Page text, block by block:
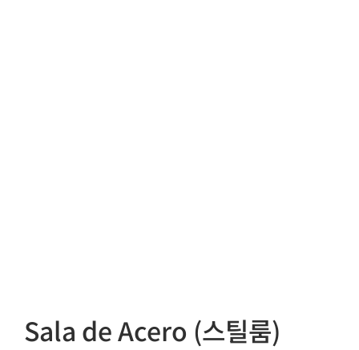
Sala de Acero (스틸룸)